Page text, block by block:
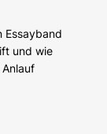
Essayband
und wie